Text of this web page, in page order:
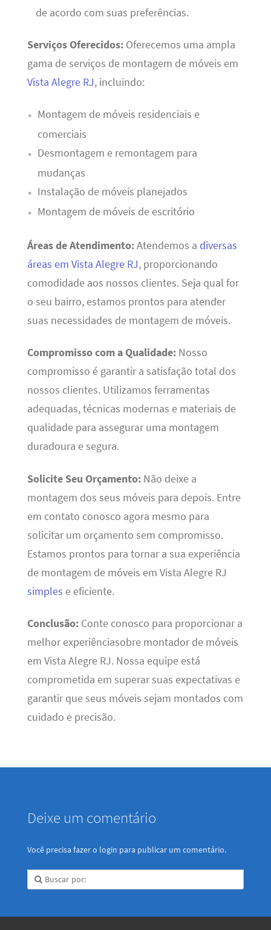
de acordo com suas preferências.
Serviços Oferecidos:Oferecemos uma ampla
gama de serviços de montagem de móveis em
Vista Alegre RJ, incluindo:
Montagem de móveis residenciais e
comerciais
Desmontagem e remontagem para
mudanças
Instalação de móveis planejados
Montagem de móveis de escritório
Áreas de Atendimento:Atendemos a diversas
áreas em Vista Alegre RJ, proporcionando
comodidade aos nossos clientes. Seja qual for
o seu bairro, estamos prontos para atender
suas necessidades de montagem de móveis.
Compromisso com a Qualidade:Nosso
compromisso é garantir a satisfação total dos
nossos clientes. Utilizamos ferramentas
adequadas, técnicas modernas e materiais de
qualidade para assegurar uma montagem
duradoura e segura.
Solicite Seu Orçamento:Não deixe a
montagem dos seus móveis para depois. Entre
em contato conosco agora mesmo para
solicitar um orçamento sem compromisso.
Estamos prontos para tornar a sua experiência
de montagem de móveis em Vista Alegre RJ
simples e eficiente.
Conclusão:Conte conosco para proporcionar a
melhor experiênciasobre montador de móveis
em Vista Alegre RJ. Nossa equipe está
comprometida em superar suas expectativas e
garantir que seus móveis sejam montados com
cuidado e precisão.
Deixe um comentário
Você precisa fazer o login para publicar um comentário.